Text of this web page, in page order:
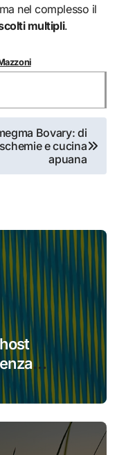
nel complesso il
multipli.
Bovary: di
e cucina
apuana